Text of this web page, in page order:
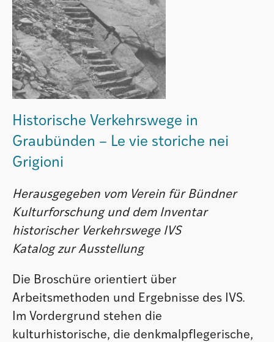
Historische Verkehrswege in
Graubünden – Le vie storiche nei
Grigioni
Herausgegeben vom Verein für Bündner
Kulturforschung und dem Inventar
historischer Verkehrswege IVS
Katalog zur Ausstellung
Die Broschüre orientiert über
Arbeitsmethoden und Ergebnisse des IVS.
Im Vordergrund stehen die
kulturhistorische, die denkmalpflegerische,